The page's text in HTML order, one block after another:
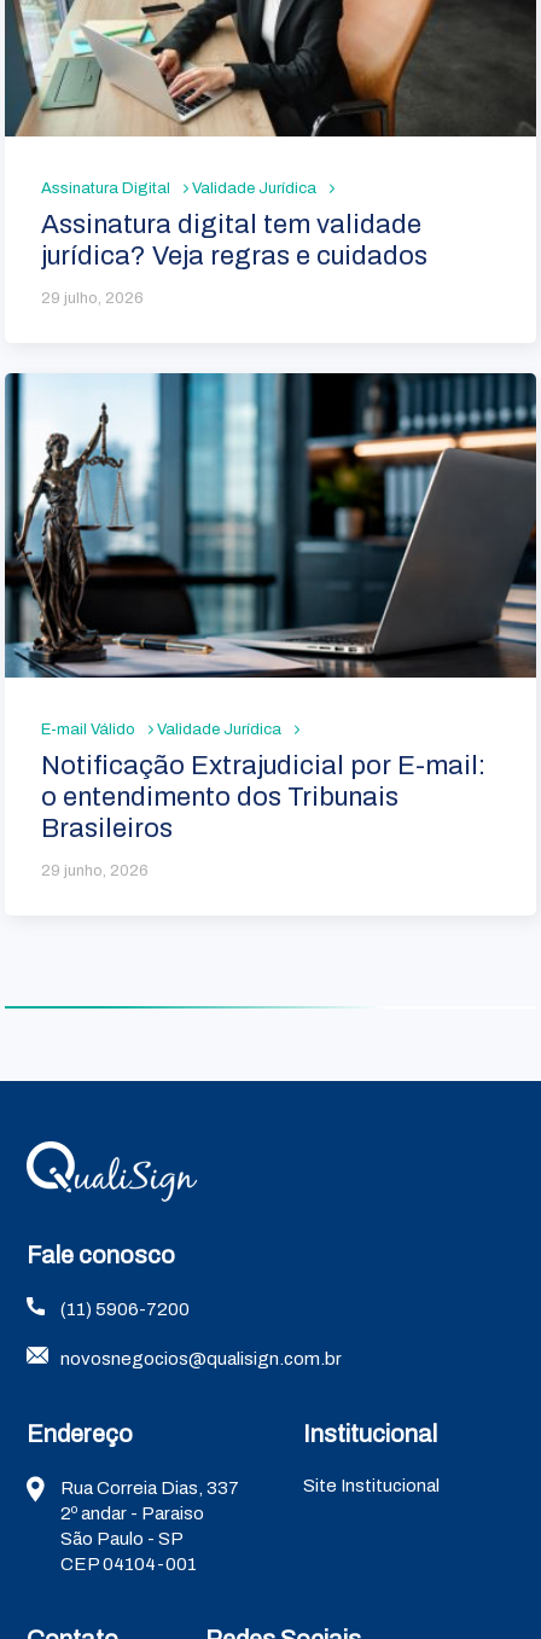
Assinatura Digital Validade Jurídica
Assinatura digital tem validade
jurídica? Veja regras e cuidados
29 julho, 2026
E-mail Válido Validade Jurídica
Notificação Extrajudicial por E-mail:
o entendimento dos Tribunais
Brasileiros
29 junho, 2026
Fale conosco
(11) 5906-7200
novosnegocios@qualisign.com.br
Endereço
Rua Correia Dias, 337
2º andar - Paraiso
São Paulo - SP
CEP 04104-001
Institucional
Site Institucional